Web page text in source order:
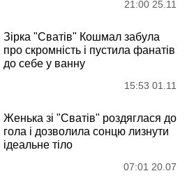
21:00 25.11
Зірка "Сватів" Кошмал забула
про скромність і пустила фанатів
до себе у ванну
15:53 01.11
Женька зі "Сватів" роздяглася до
гола і дозволила сонцю лизнути
ідеальне тіло
07:01 20.07